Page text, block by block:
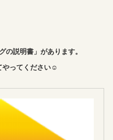
の説明書」があります。
やってください☺︎